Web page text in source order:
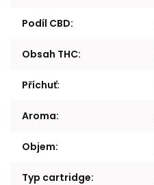
Podíl CBD:
Obsah THC:
Příchuť:
Aroma:
Objem:
Typ cartridge: